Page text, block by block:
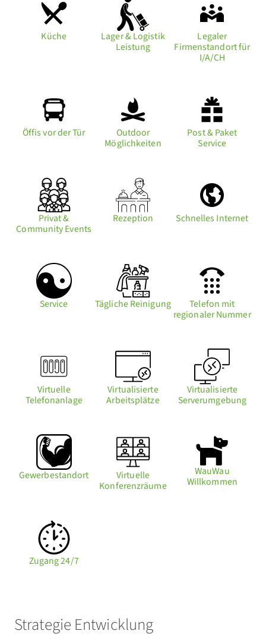
Küche
Lager & Logistik
Leistung
Legaler
Firmenstandort für
I/A/CH
Öffis vor der Tür
Outdoor
Möglichkeiten
Post & Paket
Service
Privat &
Community Events
Rezeption Schnelles Internet
Service Tägliche Reinigung
Telefon mit
regionaler Nummer
Virtuelle
Telefonanlage
Virtualisierte
Arbeitsplätze
Virtualisierte
Serverumgebung
Gewerbestandort
Virtuelle
Konferenzräume
WauWau
Willkommen
Zugang 24/7
Strategie Entwicklung